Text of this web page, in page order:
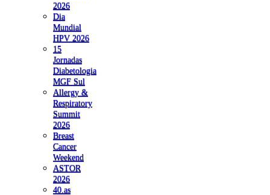
2026
Dia
Mundial
HPV 2026
15
Jornadas
Diabetologia
MGF Sul
Allergy &
Respiratory
Summit
2026
Breast
Cancer
Weekend
ASTOR
2026
40.as